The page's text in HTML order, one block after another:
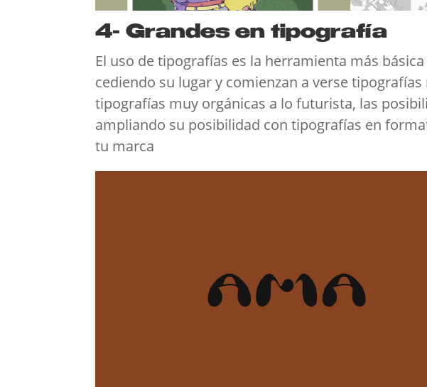
4- Grandes en tipografía
El uso de tipografías es la herramienta más
cediendo su lugar y comienzan a verse
tipografías muy orgánicas a lo futurista, las
ampliando su posibilidad con tipografías en
tu marca